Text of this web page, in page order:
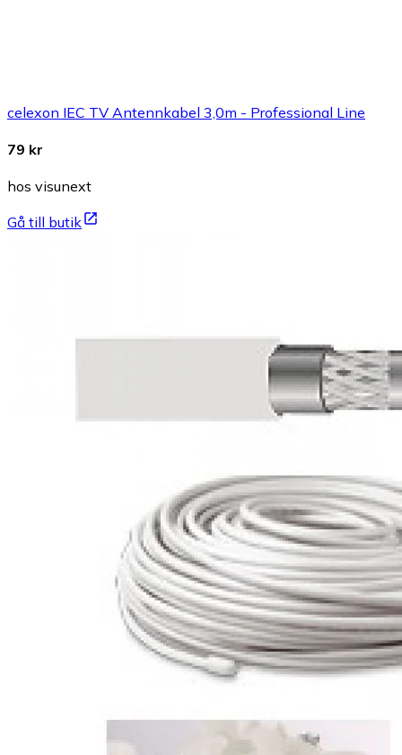
celexon IEC TV Antennkabel 3,0m - Professional Line
79 kr
hos visunext
Gå till butik